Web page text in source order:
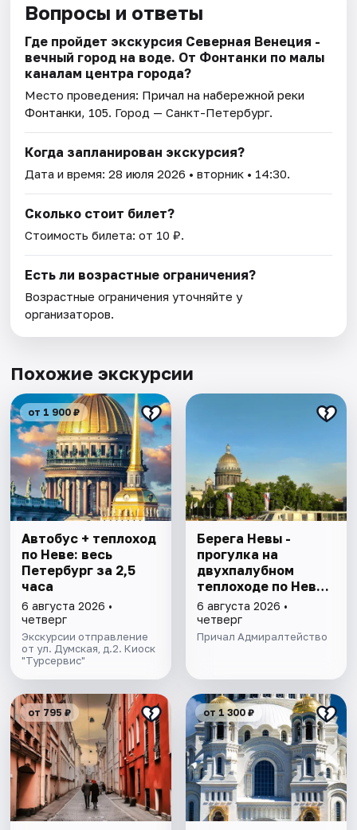
Вопросы и ответы
Где пройдет экскурсия Северная Венеция -
вечный город на воде. От Фонтанки по малы
каналам центра города?
Место проведения: Причал на набережной реки
Фонтанки, 105. Город — Санкт-Петербург.
Когда запланирован экскурсия?
Дата и время:28 июля 2026 • вторник • 14:30.
Сколько стоит билет?
Стоимость билета: от 10 ₽.
Есть ли возрастные ограничения?
Возрастные ограничения уточняйте у
организаторов.
Похожие экскурсии
от 1 900 ₽
Автобус + теплоход
по Неве: весь
Петербург за 2,5
часа
6 августа 2026 •
четверг
Экскурсии отправление
от ул. Думская, д.2. Киоск
"Турсервис"
Берега Невы -
прогулка на
двухпалубном
теплоходе по Неве
с подходом к
Финскому заливу
6 августа 2026 •
четверг
Причал Адмиралтейство
от 795 ₽ от 1 300 ₽